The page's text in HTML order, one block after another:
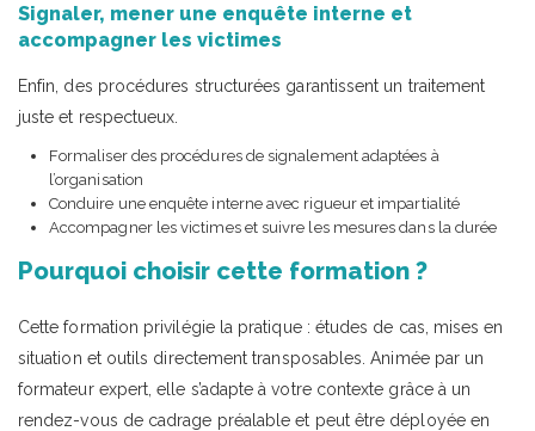
Signaler, mener une enquête interne et
accompagner les victimes
Enfin, des procédures structurées garantissent un traitement
juste et respectueux.
Formaliser des procédures de signalement adaptées à
l’organisation
Conduire une enquête interne avec rigueur et impartialité
Accompagner les victimes et suivre les mesures dans la durée
Pourquoi choisir cette formation ?
Cette formation privilégie la pratique : études de cas, mises en
situation et outils directement transposables. Animée par un
formateur expert, elle s’adapte à votre contexte grâce à un
rendez-vous de cadrage préalable et peut être déployée en